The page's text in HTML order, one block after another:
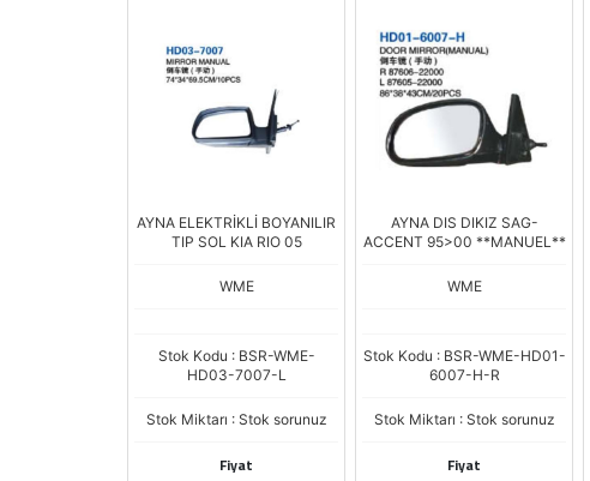
AYNA ELEKTRİKLİ BOYANILIR
TIP SOL KIA RIO 05
WME
Stok Kodu : BSR-WME-
HD03-7007-L
Stok Miktarı : Stok sorunuz
Fiyat
AYNA DIS DIKIZ SAG-
ACCENT 95>00 **MANUEL**
WME
Stok Kodu : BSR-WME-HD01-
6007-H-R
Stok Miktarı : Stok sorunuz
Fiyat